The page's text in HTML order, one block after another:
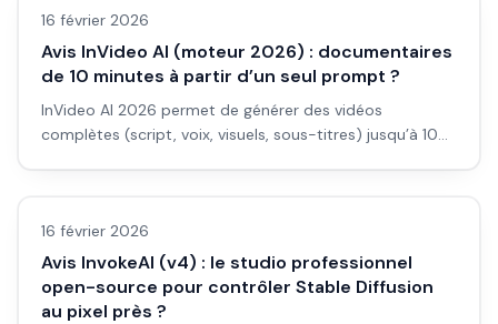
16 février 2026
Avis InVideo AI (moteur 2026) : documentaires
de 10 minutes à partir d’un seul prompt ?
InVideo AI 2026 permet de générer des vidéos
complètes (script, voix, visuels, sous-titres) jusqu’à 10
Avis outils/services
16 février 2026
Avis InvokeAI (v4) : le studio professionnel
open-source pour contrôler Stable Diffusion
au pixel près ?